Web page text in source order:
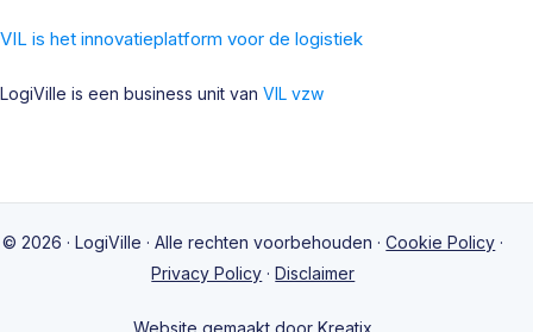
VIL is het innovatieplatform voor de logistiek
LogiVille is een business unit van VIL vzw
© 2026 · LogiVille · Alle rechten voorbehouden ·Cookie Policy ·
Privacy Policy ·Disclaimer